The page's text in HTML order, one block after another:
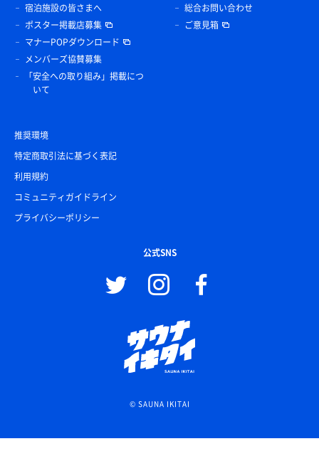
宿泊施設の皆さまへ
ポスター掲載店募集
マナーPOPダウンロード
メンバーズ協賛募集
「安全への取り組み」掲載につ
いて
総合お問い合わせ
ご意見箱
推奨環境
特定商取引法に基づく表記
利用規約
コミュニティガイドライン
プライバシーポリシー
公式SNS
© SAUNA IKITAI